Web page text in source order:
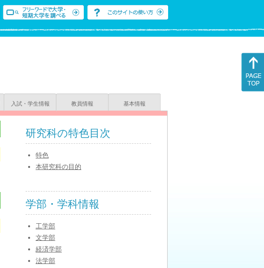
入試・学生情報 教員情報 基本情報
研究科の特色目次
特色
本研究科の目的
学部・学科情報
工学部
文学部
経済学部
法学部